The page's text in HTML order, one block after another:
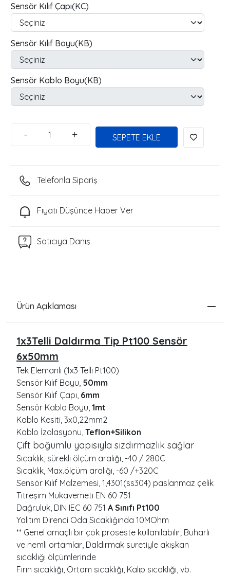
Sensör Kılıf Çapı(KC)
Sensör Kılıf Boyu(KB)
Sensör Kablo Boyu(KB)
- + SEPETE EKLE
Telefonla Sipariş
Fiyatı Düşünce Haber Ver
Satıcıya Danış
Ürün Açıklaması
1x3Telli Daldırma Tip Pt100 Sensör
6x50mm
Tek Elemanlı (1x3 Telli Pt100)
Sensör Kılıf Boyu, 50mm
Sensör Kılıf Çapı, 6mm
Sensör Kablo Boyu, 1mt
Kablo Kesiti, 3x0,22mm2
Kablo İzolasyonu, Teflon+Silikon
Çift boğumlu yapısıyla sızdırmazlık sağlar
Sıcaklık, sürekli ölçüm aralığı, -40 / 280C
Sıcaklık, Max.ölçüm aralığı, -60 /+320C
Sensör Kılıf Malzemesi, 1,4301(ss304) paslanmaz çelik
Titreşim Mukavemeti EN 60 751
Dağruluk, DIN IEC 60 751 A Sınıfı Pt100
Yalıtım Direnci Oda Sıcaklığında 10MOhm
** Genel amaçlı bir çok proseste kullanılabilir; Buharlı
ve nemli ortamlar, Daldırmak suretiyle akışkan
sıcaklığı ölçümlerinde
Fırın sıcaklığı, Ortam sıcaklığı, Kalıp sıcaklığı, vb.